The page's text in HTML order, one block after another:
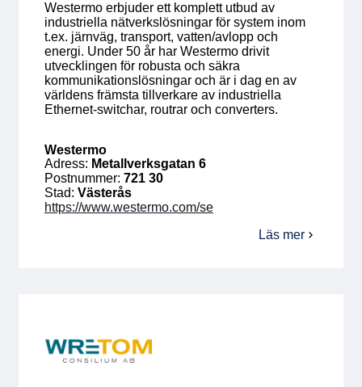
Elektronikmässan
Stora Elektronikdagen
Om oss
Om Svensk Elektronik
Medlemskap
Svensk Elektronik i media
Westermo erbjuder ett komplett utbud av
industriella nätverkslösningar för system inom
t.ex. järnväg, transport, vatten/avlopp och
energi. Under 50 år har Westermo drivit
utvecklingen för robusta och säkra
kommunikationslösningar och är i dag en av
världens främsta tillverkare av industriella
Ethernet-switchar, routrar och converters.
Westermo
Adress: Metallverksgatan 6
Postnummer: 721 30
Stad: Västerås
https://www.westermo.com/se
Läs mer
om